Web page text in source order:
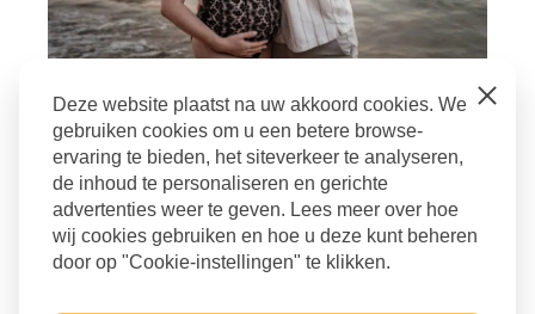
Overig
bevallingsfotograaf, Business Retreat,
geboortefotograaf,Kirsten Mulder Fotografie
Portugal,Zelfontwikkeling
Deze website plaatst na uw akkoord cookies. We
gebruiken cookies om u een betere browse-
ervaring te bieden, het siteverkeer te analyseren,
de inhoud te personaliseren en gerichte
advertenties weer te geven. Lees meer over hoe
wij cookies gebruiken en hoe u deze kunt beheren
door op "Cookie-instellingen" te klikken.
Close